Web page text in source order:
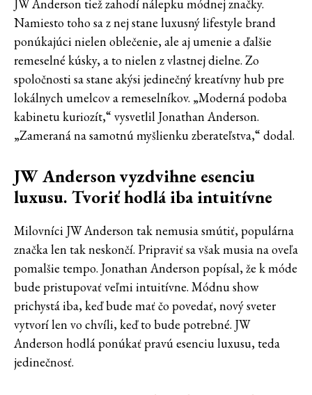
JW Anderson tiež zahodí nálepku módnej značky.
Namiesto toho sa z nej stane luxusný lifestyle brand
ponúkajúci nielen oblečenie, ale aj umenie a ďalšie
remeselné kúsky, a to nielen z vlastnej dielne. Zo
spoločnosti sa stane akýsi jedinečný kreatívny hub pre
lokálnych umelcov a remeselníkov. „Moderná podoba
kabinetu kuriozít,“ vysvetlil Jonathan Anderson.
„Zameraná na samotnú myšlienku zberateľstva,“ dodal.
JW Anderson vyzdvihne esenciu
luxusu. Tvoriť hodlá iba intuitívne
Milovníci JW Anderson tak nemusia smútiť, populárna
značka len tak neskončí. Pripraviť sa však musia na oveľa
pomalšie tempo. Jonathan Anderson popísal, že k móde
bude pristupovať veľmi intuitívne. Módnu show
prichystá iba, keď bude mať čo povedať, nový sveter
vytvorí len vo chvíli, keď to bude potrebné. JW
Anderson hodlá ponúkať pravú esenciu luxusu, teda
jedinečnosť.